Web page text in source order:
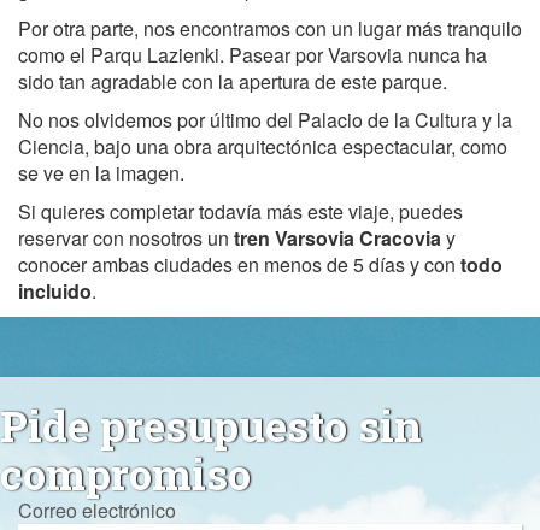
Por otra parte, nos encontramos con un lugar más tranquilo
como el Parqu Lazienki. Pasear por Varsovia nunca ha
sido tan agradable con la apertura de este parque.
No nos olvidemos por último del Palacio de la Cultura y la
Ciencia, bajo una obra arquitectónica espectacular, como
se ve en la imagen.
Si quieres completar todavía más este viaje, puedes
reservar con nosotros un tren Varsovia Cracoviay
conocer ambas ciudades en menos de 5 días y con todo
incluido.
Pide presupuesto sin
compromiso
Correo electrónico